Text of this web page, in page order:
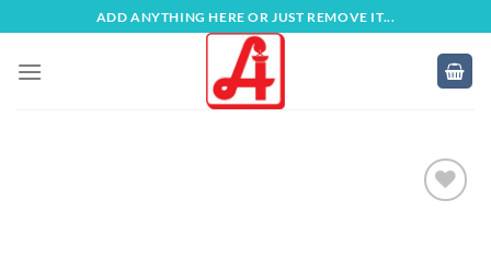
Inhalt
springen
ADD ANYTHING HERE OR JUST REMOVE IT...